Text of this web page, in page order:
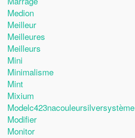
Medion
Meilleur
Meilleures
Meilleurs
Mini
Minimalisme
Mint
Mixium
Modelc423nacouleursilversystème
Modifier
Monitor